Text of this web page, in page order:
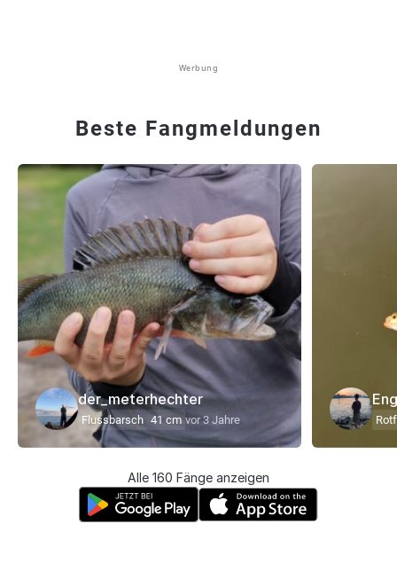
Werbung
Beste Fangmeldungen
der_meterhechter
Flussbarsch 41 cm vor 3 Jahre
Alle 160 Fänge anzeigen